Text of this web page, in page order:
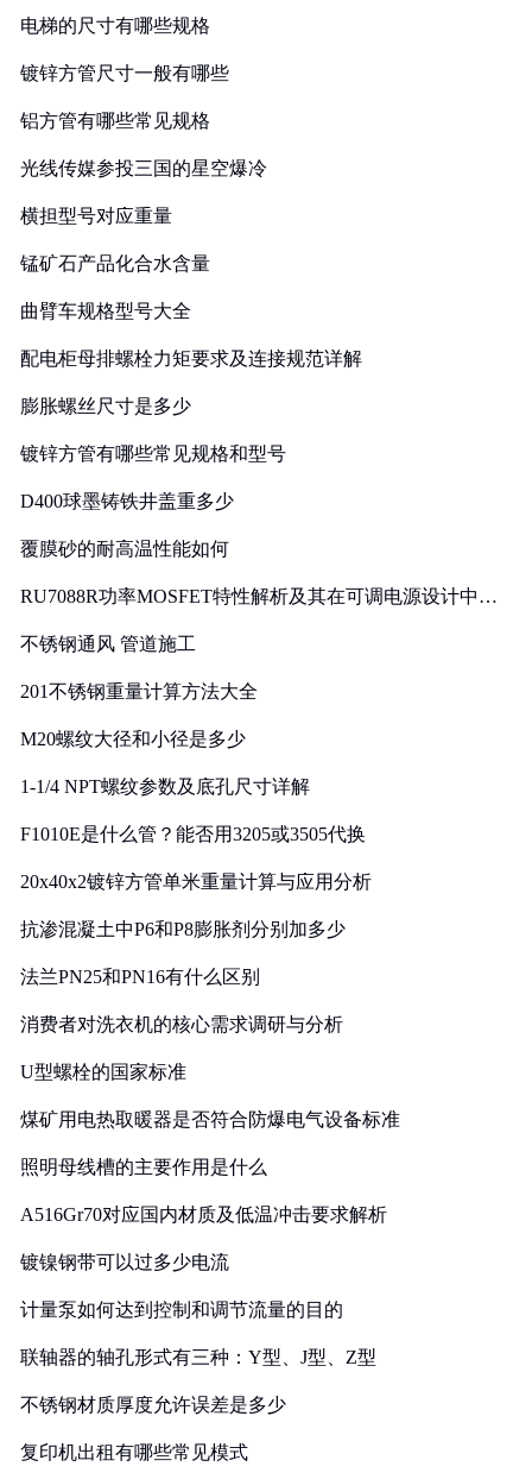
电梯的尺寸有哪些规格
镀锌方管尺寸一般有哪些
铝方管有哪些常见规格
光线传媒参投三国的星空爆冷
横担型号对应重量
锰矿石产品化合水含量
曲臂车规格型号大全
配电柜母排螺栓力矩要求及连接规范详解
膨胀螺丝尺寸是多少
镀锌方管有哪些常见规格和型号
D400球墨铸铁井盖重多少
覆膜砂的耐高温性能如何
RU7088R功率MOSFET特性解析及其在可调电源设计中的
不锈钢通风 管道施工
201不锈钢重量计算方法大全
M20螺纹大径和小径是多少
1-1/4 NPT螺纹参数及底孔尺寸详解
F1010E是什么管？能否用3205或3505代换
20x40x2镀锌方管单米重量计算与应用分析
抗渗混凝土中P6和P8膨胀剂分别加多少
法兰PN25和PN16有什么区别
消费者对洗衣机的核心需求调研与分析
U型螺栓的国家标准
煤矿用电热取暖器是否符合防爆电气设备标准
照明母线槽的主要作用是什么
A516Gr70对应国内材质及低温冲击要求解析
镀镍钢带可以过多少电流
计量泵如何达到控制和调节流量的目的
联轴器的轴孔形式有三种：Y型、J型、Z型
不锈钢材质厚度允许误差是多少
复印机出租有哪些常见模式